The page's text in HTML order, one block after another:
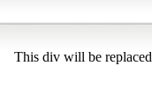
This div will be replaced